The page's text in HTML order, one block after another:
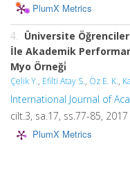
PlumX Metrics
4. Üniversite
İle Akademik
Myo Örneği̇
Çelik Y., Efilti Atay S., Öz E. K.,
International Journal of
cilt.3, sa.17, ss.77-85,
PlumX Metrics